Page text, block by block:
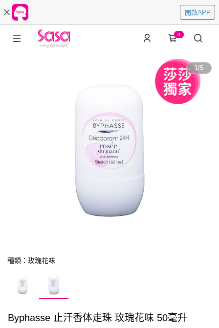
開啟APP
0
1/5
種類：玫瑰花味
Byphasse 止汗香体走珠 玫瑰花味 50毫升